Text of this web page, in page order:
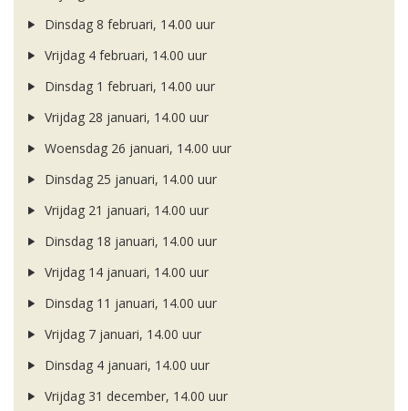
Dinsdag 8 februari, 14.00 uur
Vrijdag 4 februari, 14.00 uur
Dinsdag 1 februari, 14.00 uur
Vrijdag 28 januari, 14.00 uur
Woensdag 26 januari, 14.00 uur
Dinsdag 25 januari, 14.00 uur
Vrijdag 21 januari, 14.00 uur
Dinsdag 18 januari, 14.00 uur
Vrijdag 14 januari, 14.00 uur
Dinsdag 11 januari, 14.00 uur
Vrijdag 7 januari, 14.00 uur
Dinsdag 4 januari, 14.00 uur
Vrijdag 31 december, 14.00 uur